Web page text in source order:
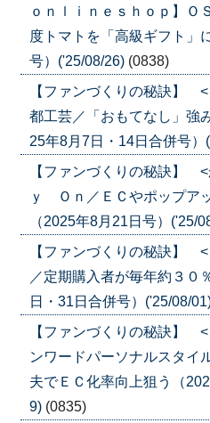
ｏｎｌｉｎｅｓｈｏｐ】Ｏ
度トマトを「高級ギフト」
号）('25/08/26) (0838)
【ファンづくりの秘訣】
都工芸／「おもてなし」強
25年8月7日・14日合併号）
【ファンづくりの秘訣】
ｙ Ｏｎ／ＥＣやポップア
（2025年8月21日号）('25/
【ファンづくりの秘訣】
／定期購入者が毎年約３０
日・31日合併号）('25/08/
【ファンづくりの秘訣】
ンワードパーソナルスタイ
夫でＥＣ化率向上狙う（
9) (0835)